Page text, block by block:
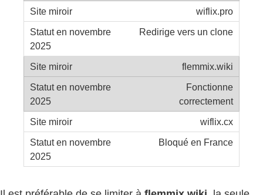
wiflix.pro
Redirige vers un clone
flemmix.wiki
Fonctionne
correctement
wiflix.cx
Bloqué en France